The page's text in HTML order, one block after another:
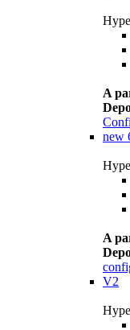
A
new
A
V2